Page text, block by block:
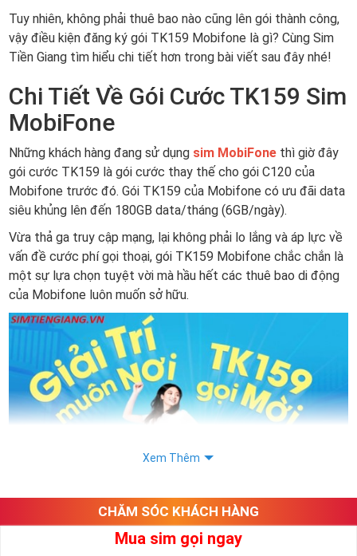
Tuy nhiên, không phải thuê bao nào cũng lên gói thành công,
vậy điều kiện đăng ký gói TK159 Mobifone là gì? Cùng Sim
Tiền Giang tìm hiểu chi tiết hơn trong bài viết sau đây nhé!
Chi Tiết Về Gói Cước TK159 Sim
MobiFone
Những khách hàng đang sử dụng sim MobiFone thì giờ đây
gói cước TK159 là gói cước thay thế cho gói C120 của
Mobifone trước đó. Gói TK159 của Mobifone có ưu đãi data
siêu khủng lên đến 180GB data/tháng (6GB/ngày).
Vừa thả ga truy cập mạng, lại không phải lo lắng và áp lực về
vấn đề cước phí gọi thoại, gói TK159 Mobifone chắc chắn là
một sự lựa chọn tuyệt vời mà hầu hết các thuê bao di động
của Mobifone luôn muốn sở hữu.
Gói TK159 là gì? Thông tin về gói TK159 của nhà mạng sim
Xem Thêm
CHĂM SÓC KHÁCH HÀNG
Mua sim gọi ngay